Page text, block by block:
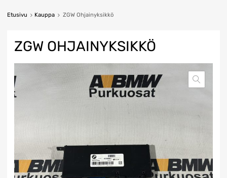
Etusivu Kauppa ZGW Ohjainyksikkö
ZGW OHJAINYKSIKKÖ